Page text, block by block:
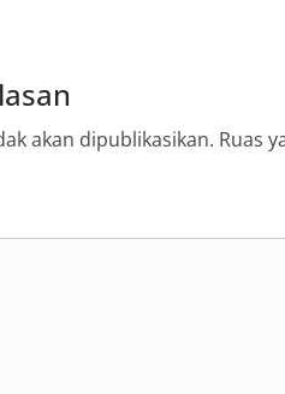
akan dipublikasikan. Ruas